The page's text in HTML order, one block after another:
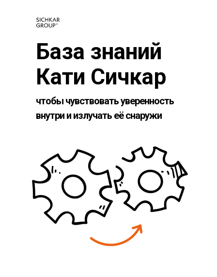
База знаний
Кати Сичкар
чтобы чувствовать уверенность
внутри и излучать её снаружи